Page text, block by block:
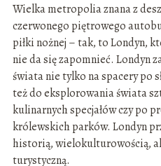
Wielka metropolia znana z
czerwonego piętrowego
piłki nożnej – tak, to Londyn,
nie da się zapomnieć. Londyn
świata nie tylko na spacery po
też do eksplorowania świata
kulinarnych specjałów czy po
królewskich parków. Londyn
historią, wielokulturowością,
turystyczną.